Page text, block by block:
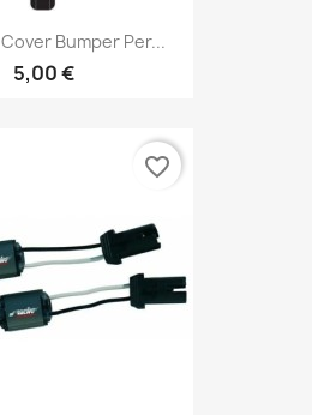
Bumper Per...
5,00 €
favorite_border